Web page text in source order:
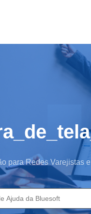
para Redes Varejistas